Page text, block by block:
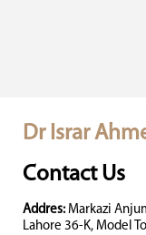
Dr Israr
Contact Us
Addres: Markazi
Lahore 36-K, Model